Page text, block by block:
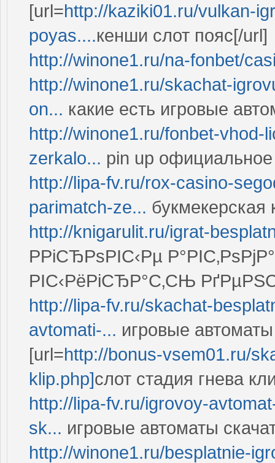
[url=http://kaziki01.ru/vulkan-
poyas....кенши слот пояс[/url]
http://winone1.ru/na-fonbet/
http://winone1.ru/skachat-
on... какие есть игровые
http://winone1.ru/fonbet-vhod-
zerkalo... pin up официальное
http://lipa-fv.ru/rox-casino-
parimatch-ze... букмекерская
http://knigarulit.ru/igrat-
РРіСЂРѕРІС‹Рµ
РІС‹РёРіСЂР°С‚СЊ
http://lipa-fv.ru/skachat-
avtomati-... игровые
[url=http://bonus-vsem01.ru/
klip.php]слот стадия гнева
http://lipa-fv.ru/igrovoy-
sk... игровые автоматы
http://winone1.ru/besplatnie-